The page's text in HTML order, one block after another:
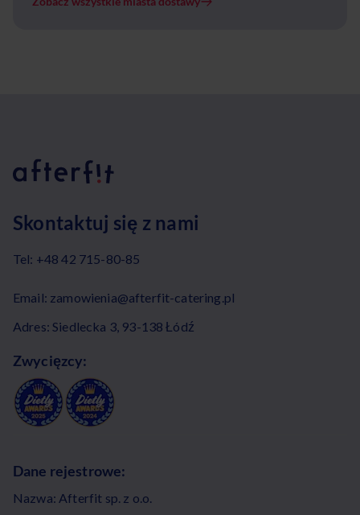
Skontaktuj się z nami
Tel: +48 42 715-80-85
Email: zamowienia@afterfit-catering.pl
Adres: Siedlecka 3, 93-138 Łódź
Zwycięzcy:
Dane rejestrowe:
Nazwa: Afterfit sp. z o.o.